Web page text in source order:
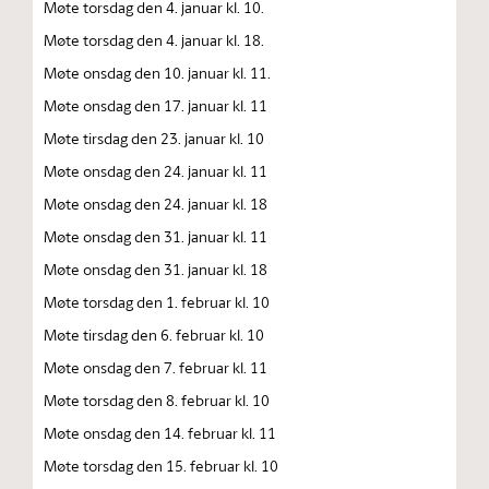
Møte torsdag den 4. januar kl. 10.
Møte torsdag den 4. januar kl. 18.
Møte onsdag den 10. januar kl. 11.
Møte onsdag den 17. januar kl. 11
Møte tirsdag den 23. januar kl. 10
Møte onsdag den 24. januar kl. 11
Møte onsdag den 24. januar kl. 18
Møte onsdag den 31. januar kl. 11
Møte onsdag den 31. januar kl. 18
Møte torsdag den 1. februar kl. 10
Møte tirsdag den 6. februar kl. 10
Møte onsdag den 7. februar kl. 11
Møte torsdag den 8. februar kl. 10
Møte onsdag den 14. februar kl. 11
Møte torsdag den 15. februar kl. 10